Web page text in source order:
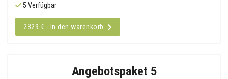
5 Verfügbar
2329 € - In den warenkorb
Angebotspaket 5